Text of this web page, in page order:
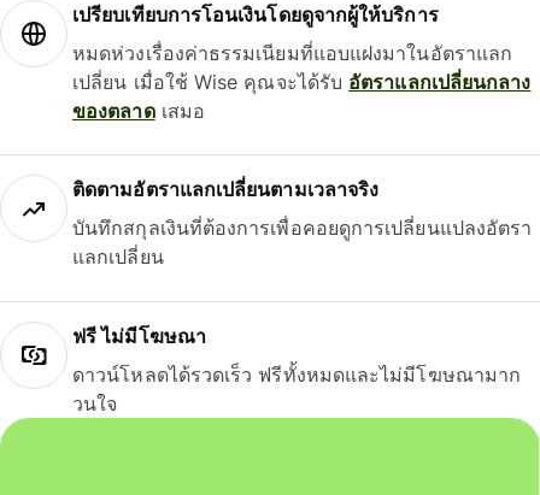
เปรียบเทียบการโอนเงินโดยดูจากผู้ให้บริการ
หมดห่วงเรื่องค่าธรรมเนียมที่แอบแฝงมาในอัตราแลก
เปลี่ยน เมื่อใช้ Wise คุณจะได้รับ อัตราแลกเปลี่ยนกลาง
ของตลาดเสมอ
ติดตามอัตราแลกเปลี่ยนตามเวลาจริง
บันทึกสกุลเงินที่ต้องการเพื่อคอยดูการเปลี่ยนแปลงอัตรา
แลกเปลี่ยน
ฟรี ไม่มีโฆษณา
ดาวน์โหลดได้รวดเร็ว ฟรีทั้งหมดและไม่มีโฆษณามาก
วนใจ